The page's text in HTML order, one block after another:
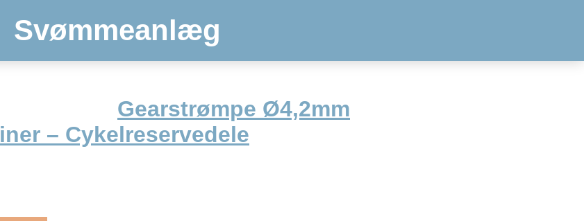
Svømmeanlæg
Gearstrømpe Ø4,2mm
– Cykelreservedele